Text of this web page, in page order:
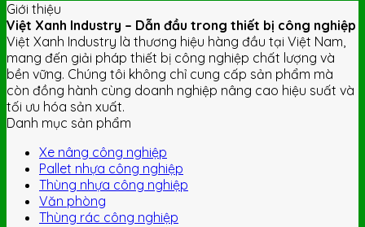
Giới thiệu
Việt Xanh Industry – Dẫn đầu trong thiết bị công nghiệp
Việt Xanh Industry là thương hiệu hàng đầu tại Việt Nam,
mang đến giải pháp thiết bị công nghiệp chất lượng và
bền vững. Chúng tôi không chỉ cung cấp sản phẩm mà
còn đồng hành cùng doanh nghiệp nâng cao hiệu suất và
tối ưu hóa sản xuất.
Danh mục sản phẩm
Xe nâng công nghiệp
Pallet nhựa công nghiệp
Thùng nhựa công nghiệp
Văn phòng
Thùng rác công nghiệp